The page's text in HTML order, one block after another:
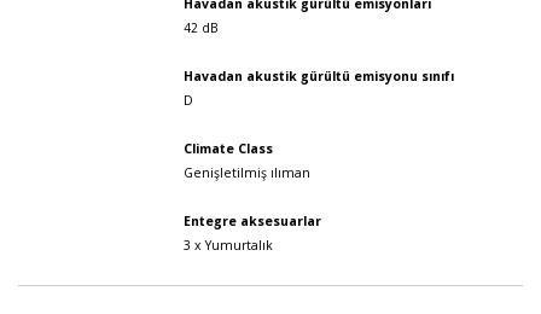
Havadan akustik gürültü emisyonları
42 dB
Havadan akustik gürültü emisyonu sınıfı
D
Climate Class
Genişletilmiş ılıman
Entegre aksesuarlar
3 x Yumurtalık